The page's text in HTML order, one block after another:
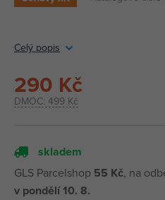
Celý popis
DMOC: 499 Kč
290 Kč
skladem
GLS Parcelshop 55 Kč, na
v pondělí 10. 8.